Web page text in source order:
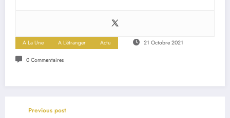
A La Une A L'étranger Actu 21 Octobre 2021
0 Commentaires
Previous post